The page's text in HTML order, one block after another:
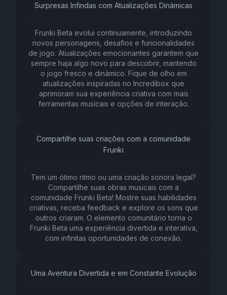
Surpresas Infindas com Atualizações Dinâmicas
Frunki Beta evolui continuamente, introduzindo
novos personagens, desafios e funcionalidades
de jogo. Atualizações emocionantes garantem que
sempre haja algo novo para descobrir, mantendo
o jogo fresco e dinâmico. Fique de olho em
atualizações inspiradas no Incredibox que
aprimoram sua experiência criativa com mais
ferramentas musicais e opções de interação.
Compartilhe suas criações com a comunidade
Frunki
Tem um ótimo ritmo ou uma criação sonora legal?
Compartilhe suas obras musicais com a
comunidade Frunki Beta! Mostre suas habilidades
criativas, receba feedback e explore os sons que
outros criaram. O elemento comunitário torna o
Frunki Beta uma experiência divertida e interativa,
com infinitas oportunidades de conexão.
Uma Aventura Divertida e em Constante Evolução